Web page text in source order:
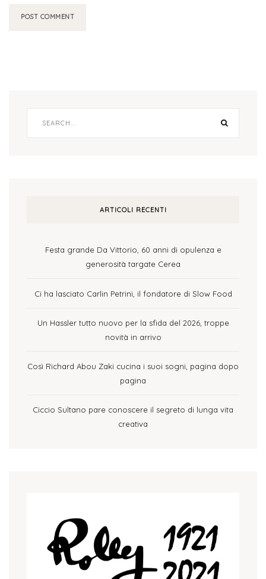
ARTICOLI RECENTI
Festa grande Da Vittorio, 60 anni di opulenza e
generosità targate Cerea
Ci ha lasciato Carlin Petrini, il fondatore di Slow Food
Un Hassler tutto nuovo per la sfida del 2026, troppe
novità in arrivo
Così Richard Abou Zaki cucina i suoi sogni, pagina dopo
pagina
Ciccio Sultano pare conoscere il segreto di lunga vita
creativa